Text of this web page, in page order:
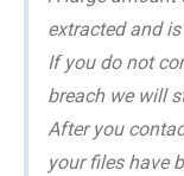
extracted and
If you do not
breach we will
After you
your files have